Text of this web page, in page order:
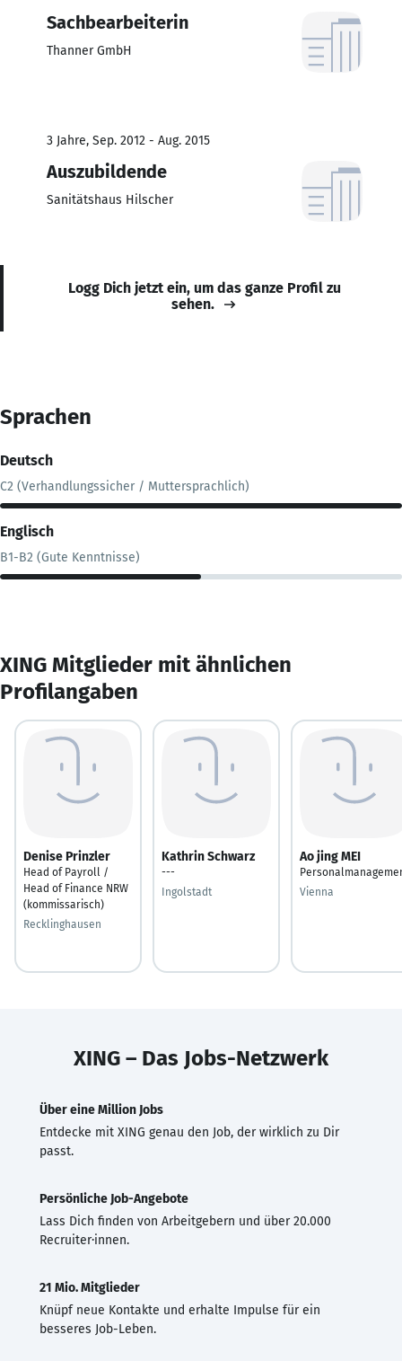
Sachbearbeiterin
Thanner GmbH
3 Jahre, Sep. 2012 - Aug. 2015
Auszubildende
Sanitätshaus Hilscher
Logg Dich jetzt ein, um das ganze Profil zu
sehen.
Sprachen
Deutsch
C2 (Verhandlungssicher / Muttersprachlich)
Englisch
B1-B2 (Gute Kenntnisse)
XING Mitglieder mit ähnlichen
Profilangaben
Denise Prinzler
Head of Payroll /
Head of Finance NRW
(kommissarisch)
Recklinghausen
Kathrin Schwarz
---
Ingolstadt
Ao jing MEI
Vienna
XING – Das Jobs-Netzwerk
Über eine Million Jobs
Entdecke mit XING genau den Job, der wirklich zu Dir
passt.
Persönliche Job-Angebote
Lass Dich finden von Arbeitgebern und über 20.000
Recruiter·innen.
21 Mio. Mitglieder
Knüpf neue Kontakte und erhalte Impulse für ein
besseres Job-Leben.